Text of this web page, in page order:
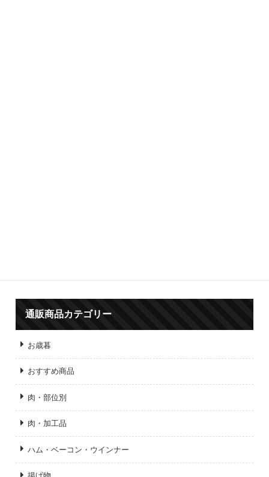
通販商品カテゴリー
お歳暮
おすすめ商品
肉・部位別
肉・加工品
ハム・ベーコン・ウインナー